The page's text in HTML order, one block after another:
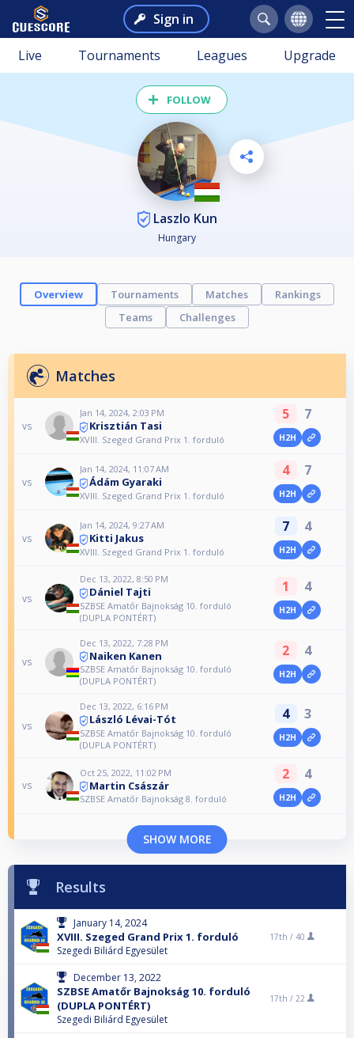
Sign in
Live Tournaments Leagues Upgrade
FOLLOW
Laszlo Kun
Hungary
Overview Tournaments Matches
Rankings
Teams
Challenges
Matches
vs
Jan 14, 2024, 2:03 PM
Krisztián Tasi
XVIII. Szeged Grand Prix 1. forduló
5 7
H2H
vs
Jan 14, 2024, 11:07 AM
Ádám Gyaraki
XVIII. Szeged Grand Prix 1. forduló
4 7
H2H
vs
Jan 14, 2024, 9:27 AM
Kitti Jakus
XVIII. Szeged Grand Prix 1. forduló
7 4
H2H
vs
Dec 13, 2022, 8:50 PM
Dániel Tajti
SZBSE Amatőr Bajnokság 10. forduló
(DUPLA PONTÉRT)
1 4
H2H
vs
Dec 13, 2022, 7:28 PM
Naiken Kanen
SZBSE Amatőr Bajnokság 10. forduló
(DUPLA PONTÉRT)
2 4
H2H
vs
Dec 13, 2022, 6:16 PM
László Lévai-Tót
SZBSE Amatőr Bajnokság 10. forduló
(DUPLA PONTÉRT)
4 3
H2H
vs
Oct 25, 2022, 11:02 PM
Martin Császár
SZBSE Amatőr Bajnokság 8. forduló
2 4
H2H
SHOW MORE
Results
January 14, 2024
XVIII. Szeged Grand Prix 1. forduló
Szegedi Biliárd Egyesület
17th / 40
December 13, 2022
SZBSE Amatőr Bajnokság 10. forduló
(DUPLA PONTÉRT)
Szegedi Biliárd Egyesület
17th / 22